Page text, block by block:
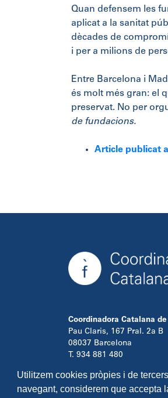
Utilitzem cookies pròpies i de
navegant, considerem que accepta
Quan defensem les
aplicat a la sanitat
dècades de
i per a milions de
Entre Barcelona i
és molt més gran: el
preservat. No per
de fundacions.
Article publicat
Coordinadora Catalana
Pau Claris, 167 Pral. 2a B
08037 Barcelona
T. 934 881 480